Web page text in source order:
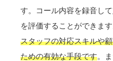
す。コール内容を録音し
を評価することができます
スタッフの対応スキルや
ための有効な手段です。